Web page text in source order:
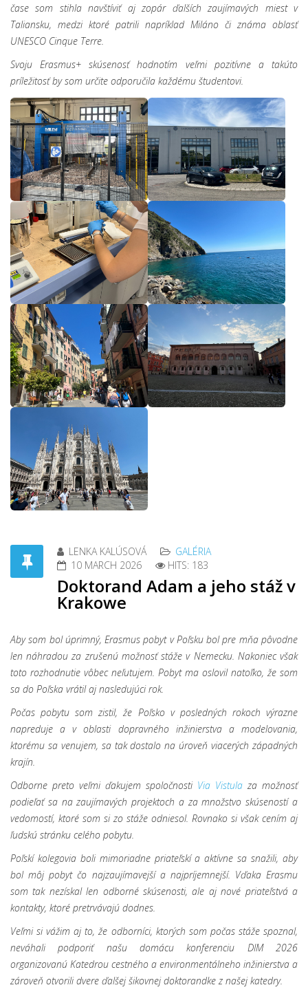
čase som stihla navštíviť aj zopár ďalších zaujímavých miest v
Taliansku, medzi ktoré patrili napríklad Miláno či známa oblasť
UNESCO Cinque Terre.
Svoju Erasmus+ skúsenosť hodnotím veľmi pozitívne a takúto
príležitosť by som určite odporučila každému študentovi.
LENKA KALÚSOVÁ
GALÉRIA
10 MARCH 2026
HITS: 183
Doktorand Adam a jeho stáž v
Krakowe
Aby som bol úprimný, Erasmus pobyt v Poľsku bol pre mňa pôvodne
len náhradou za zrušenú možnosť stáže v Nemecku. Nakoniec však
toto rozhodnutie vôbec neľutujem. Pobyt ma oslovil natoľko, že som
sa do Poľska vrátil aj nasledujúci rok.
Počas pobytu som zistil, že Poľsko v posledných rokoch výrazne
napreduje a v oblasti dopravného inžinierstva a modelovania,
ktorému sa venujem, sa tak dostalo na úroveň viacerých západných
krajín.
Odborne preto veľmi ďakujem spoločnosti Via Vistula za možnosť
podieľať sa na zaujímavých projektoch a za množstvo skúseností a
vedomostí, ktoré som si zo stáže odniesol. Rovnako si však cením aj
ľudskú stránku celého pobytu.
Poľskí kolegovia boli mimoriadne priateľskí a aktívne sa snažili, aby
bol môj pobyt čo najzaujímavejší a najpríjemnejší. Vďaka Erasmu
som tak nezískal len odborné skúsenosti, ale aj nové priateľstvá a
kontakty, ktoré pretrvávajú dodnes.
Veľmi si vážim aj to, že odborníci, ktorých som počas stáže spoznal,
neváhali podporiť našu domácu konferenciu DIM 2026
organizovanú Katedrou cestného a environmentálneho inžinierstva a
zároveň otvorili dvere ďalšej šikovnej doktorandke z našej katedry.